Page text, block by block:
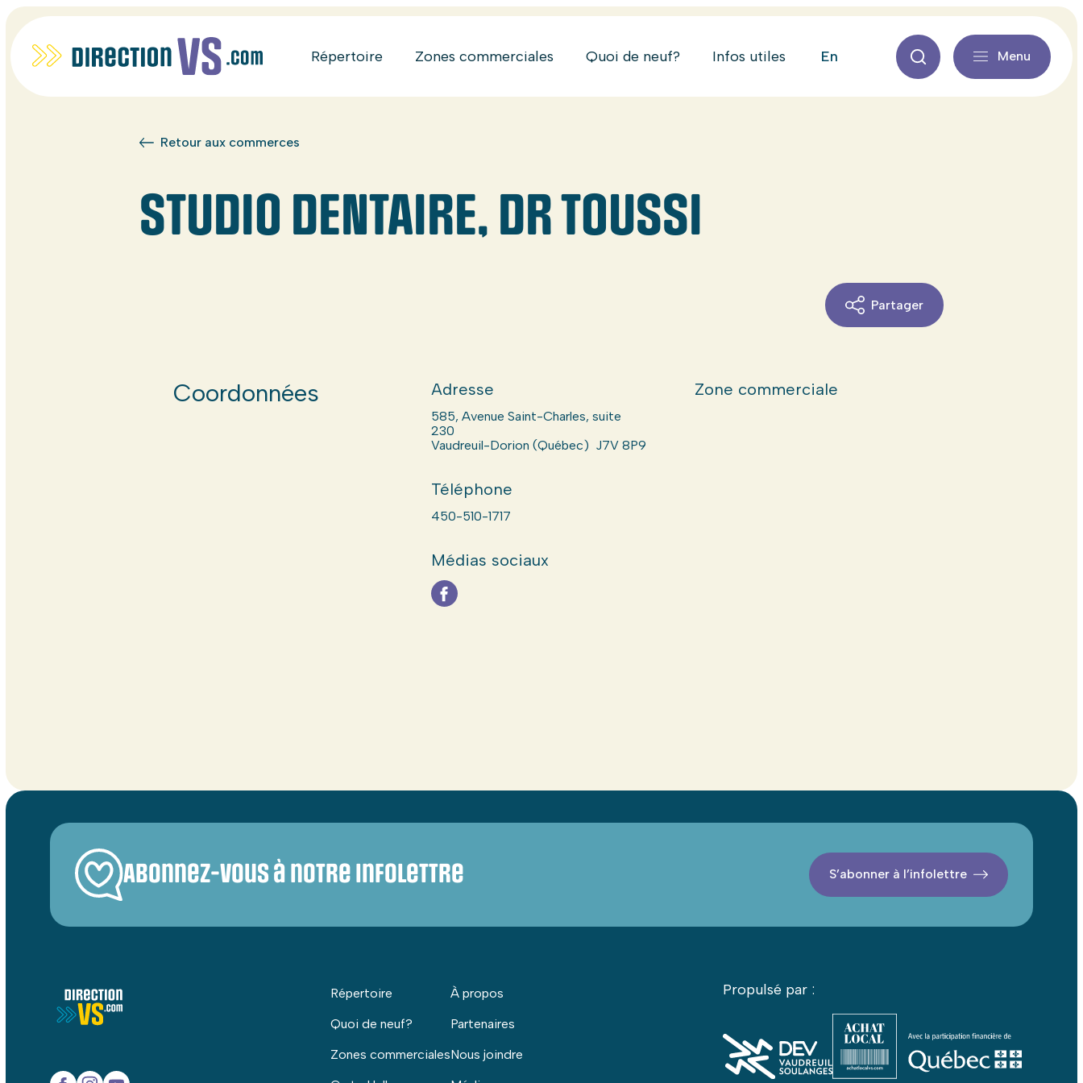
Répertoire Zones commerciales Quoi de neuf? Infos utiles en Menu
Retour aux commerces
STUDIO DENTAIRE, DR TOUSSI
Partager
Coordonnées Adresse
585, Avenue Saint-Charles, suite
230
Vaudreuil-Dorion (Québec) J7V 8P9
Téléphone
450-510-1717
Médias sociaux
Zone commerciale
Abonnez-vous à notre infolettre S’abonner à l’infolettre
Répertoire
Quoi de neuf?
Zones commerciales
À propos
Partenaires
Nous joindre
Propulsé par :